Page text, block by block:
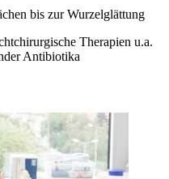
bis zur Wurzelglättung
Therapien u.a.
Antibiotika